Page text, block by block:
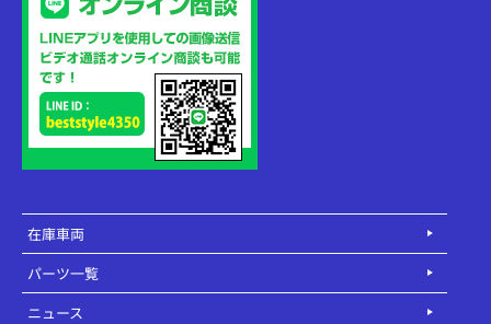
在庫車両
パーツ一覧
ニュース